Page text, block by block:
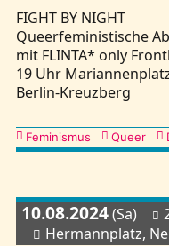
FIGHT BY NIGHT
Queerfeministische
mit FLINTA* only
19 Uhr
Berlin-Kreuzberg
Kategorien
Feminismus Queer
10.08.2024(Sa)
Hermannplatz,